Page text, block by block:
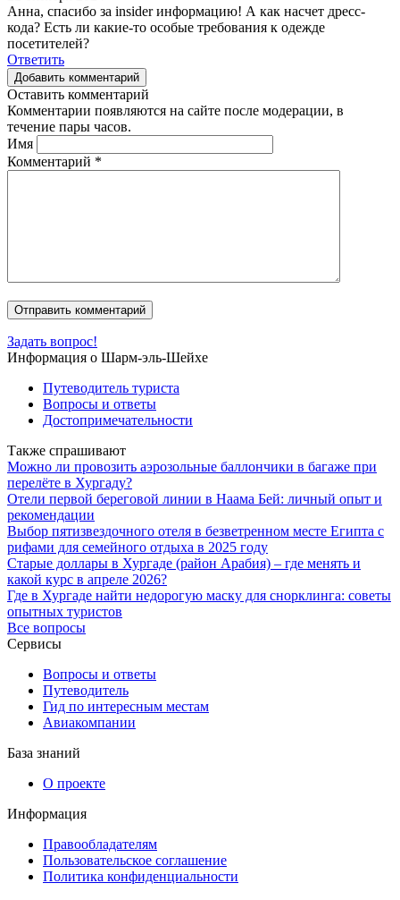
Анна, спасибо за insider информацию! А как насчет дресс-
кода? Есть ли какие-то особые требования к одежде
посетителей?
Ответить
Добавить комментарий
Оставить комментарий
Комментарии появляются на сайте после модерации, в
течение пары часов.
Имя
Комментарий *
Задать вопрос!
Информация о Шарм-эль-Шейхе
Путеводитель туриста
Вопросы и ответы
Достопримечательности
Также спрашивают
Можно ли провозить аэрозольные баллончики в багаже при
перелёте в Хургаду?
Отели первой береговой линии в Наама Бей: личный опыт и
рекомендации
Выбор пятизвездочного отеля в безветренном месте Египта с
рифами для семейного отдыха в 2025 году
Старые доллары в Хургаде (район Арабия) – где менять и
какой курс в апреле 2026?
Где в Хургаде найти недорогую маску для снорклинга: советы
опытных туристов
Все вопросы
Сервисы
Вопросы и ответы
Путеводитель
Гид по интересным местам
Авиакомпании
База знаний
О проекте
Информация
Правообладателям
Пользовательское соглашение
Политика конфиденциальности